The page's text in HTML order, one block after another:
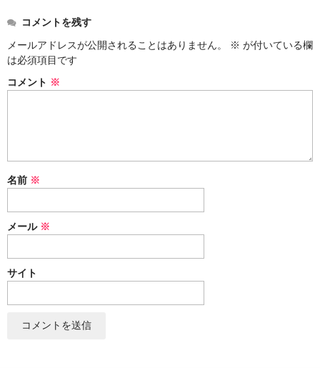
コメントを残す
メールアドレスが公開されることはありません。
※ が付いている欄
は必須項目です
コメント ※
名前 ※
メール ※
サイト